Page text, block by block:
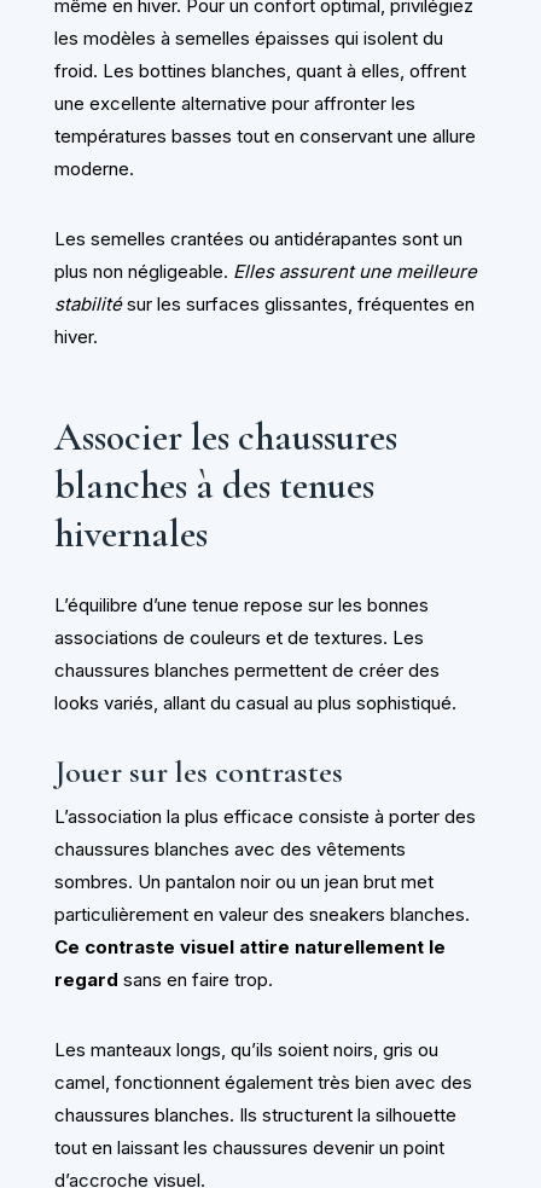
même en hiver. Pour un confort optimal, privilégiez
les modèles à semelles épaisses qui isolent du
froid. Les bottines blanches, quant à elles, offrent
une excellente alternative pour affronter les
températures basses tout en conservant une allure
moderne.
Les semelles crantées ou antidérapantes sont un
plus non négligeable. Elles assurent une meilleure
stabilitésur les surfaces glissantes, fréquentes en
hiver.
Associer les chaussures
blanches à des tenues
hivernales
L’équilibre d’une tenue repose sur les bonnes
associations de couleurs et de textures. Les
chaussures blanches permettent de créer des
looks variés, allant du casual au plus sophistiqué.
Jouer sur les contrastes
L’association la plus efficace consiste à porter des
chaussures blanches avec des vêtements
sombres. Un pantalon noir ou un jean brut met
particulièrement en valeur des sneakers blanches.
Ce contraste visuel attire naturellement le
regard sans en faire trop.
Les manteaux longs, qu’ils soient noirs, gris ou
camel, fonctionnent également très bien avec des
chaussures blanches. Ils structurent la silhouette
tout en laissant les chaussures devenir un point
d’accroche visuel.